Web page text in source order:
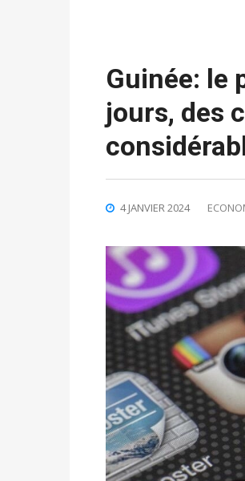
Guinée: le
jours, des
4 JANVIER 2024